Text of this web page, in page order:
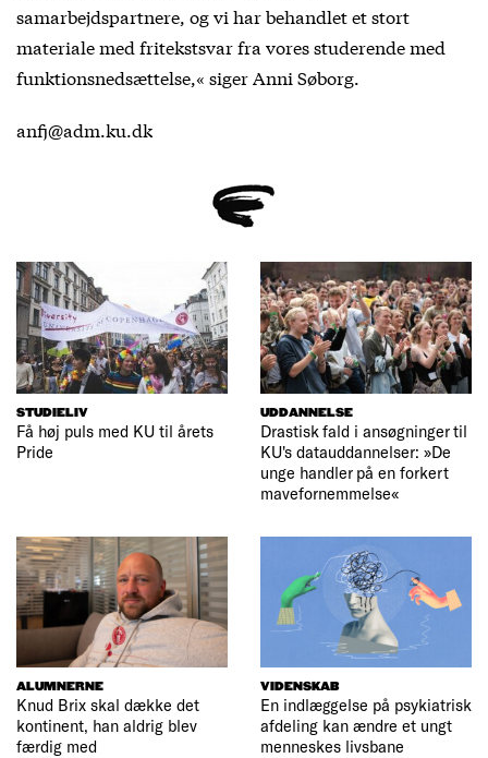
samarbejdspartnere, og vi har behandlet et stort
materiale med fritekstsvar fra vores studerende med
funktionsnedsættelse,« siger Anni Søborg.
anfj@adm.ku.dk
STUDIELIV
Få høj puls med KU til årets
Pride
UDDANNELSE
Drastisk fald i ansøgninger til
KU's datauddannelser: »De
unge handler på en forkert
mavefornemmelse«
ALUMNERNE
Knud Brix skal dække det
kontinent, han aldrig blev
færdig med
VIDENSKAB
En indlæggelse på psykiatrisk
afdeling kan ændre et ungt
menneskes livsbane